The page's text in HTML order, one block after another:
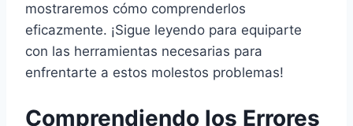
mostraremos cómo comprenderlos
eficazmente. ¡Sigue leyendo para equiparte
con las herramientas necesarias para
enfrentarte a estos molestos problemas!
Comprendiendo los Errores